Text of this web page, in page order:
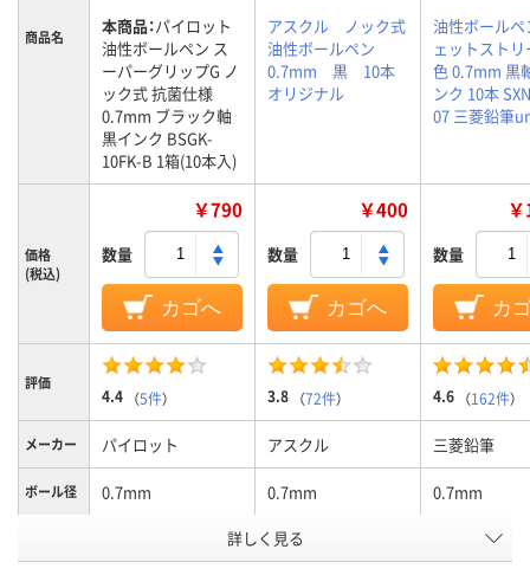
商品名 本商品：パイロット
油性ボールペン ス
ーパーグリップG ノ
ック式 抗菌仕様
0.7mm ブラック軸
黒インク BSGK-
10FK-B 1箱(10本入)
アスクル ノック式
油性ボールペン
0.7mm 黒 10本
オリジナル
油性ボールペ
ェットスト
色 0.7mm 黒
ンク 10本
07 三菱鉛筆
価格
(税込)
￥790
数量
カゴへ
￥400
数量
カゴへ
数量
カ
評価
4.4 （5件） 3.8 （72件） 4.6 （162件）
メーカー パイロット アスクル 三菱鉛筆
ボール径 0.7mm 0.7mm 0.7mm
黒
詳しく見る